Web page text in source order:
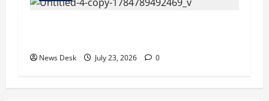
News Desk July 23, 2026 0